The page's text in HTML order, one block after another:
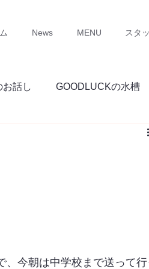
News MENU スタ
お話し GOODLUCKの水槽
、今朝は中学校まで送って行